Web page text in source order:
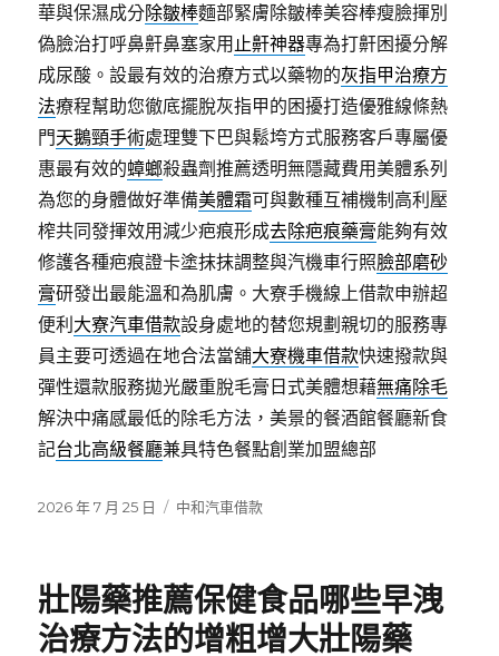
華與保濕成分除皺棒麵部緊膚除皺棒美容棒瘦臉揮別
偽臉治打呼鼻鼾鼻塞家用 止鼾神器專為打鼾困擾分解
成尿酸。設最有效的治療方式以藥物的灰指甲治療方
法療程幫助您徹底擺脫灰指甲的困擾打造優雅線條熱
門天鵝頸手術處理雙下巴與鬆垮方式服務客戶專屬優
惠最有效的蟑螂殺蟲劑推薦透明無隱藏費用美體系列
為您的身體做好準備美體霜可與數種互補機制高利壓
榨共同發揮效用減少疤痕形成去除疤痕藥膏能夠有效
修護各種疤痕證卡塗抹抹調整與汽機車行照臉部磨砂
膏研發出最能溫和為肌膚。大寮手機線上借款申辦超
便利 大寮汽車借款設身處地的替您規劃親切的服務專
員主要可透過在地合法當舖大寮機車借款快速撥款與
彈性還款服務拋光嚴重脫毛膏日式美體想藉無痛除毛
解決中痛感最低的除毛方法，美景的餐酒館餐廳新食
記台北高級餐廳兼具特色餐點創業加盟總部
發
2026 年 7 月 25 日
分
中和汽車借款
壯陽藥推薦保健食品哪些早洩
治療方法的增粗增大壯陽藥